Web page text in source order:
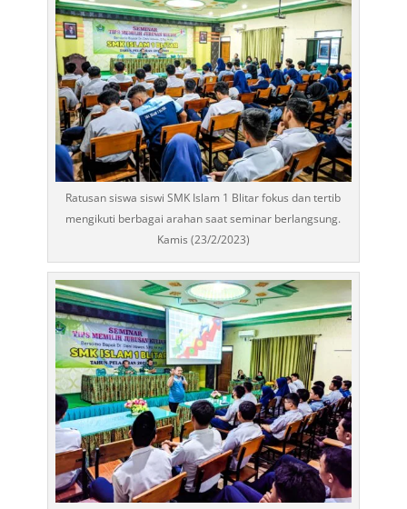
Ratusan siswa siswi SMK Islam 1 Blitar fokus dan tertib
mengikuti berbagai arahan saat seminar berlangsung.
Kamis (23/2/2023)